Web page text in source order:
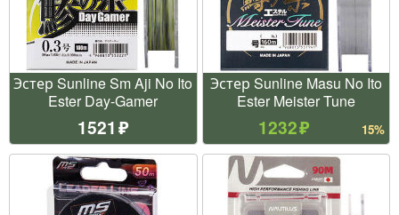
Эстер Sunline Sm Aji No Ito
Ester Day-Gamer
1521
Эстер Sunline Masu No Ito
Ester Meister Tune
1232 15%